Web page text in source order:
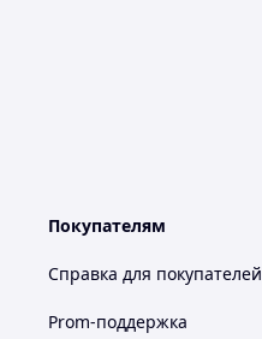
Покупателям
Справка для покупателей
Prom-поддержка